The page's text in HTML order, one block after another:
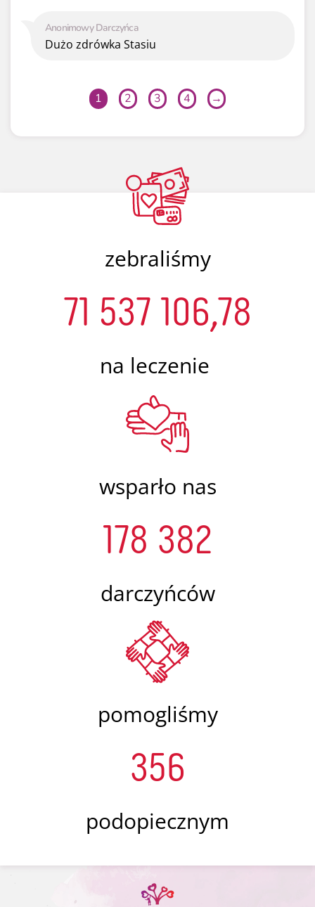
Anonimowy Darczyńca
Dużo zdrówka Stasiu
1 2 3 4 →
zebraliśmy
71 537 106,78
na leczenie
wsparło nas
178 382
darczyńców
pomogliśmy
356
podopiecznym